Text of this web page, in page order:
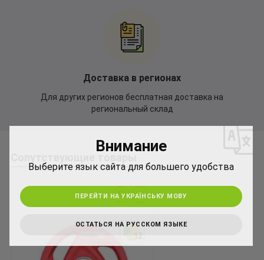
Доставка в регионах
Для других регионов бесплатная доставка на
региональный склад
12
12
*
Внимание
Выберите язык сайта для большего удобства
ПЕРЕЙТИ НА УКРАЇНСЬКУ МОВУ
ОСТАТЬСЯ НА РУССКОМ ЯЗЫКЕ